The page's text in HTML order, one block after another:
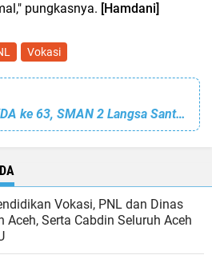
pungkasnya. [Hamdani]
Vokasi
Usai Upacara HARDIKDA ke 63, SMAN 2 Langsa Santuni dan Peusijuk Siswi yang Baru Masuk Islam
Vokasi, PNL dan Dinas
Aceh, Serta Cabdin Seluruh Aceh